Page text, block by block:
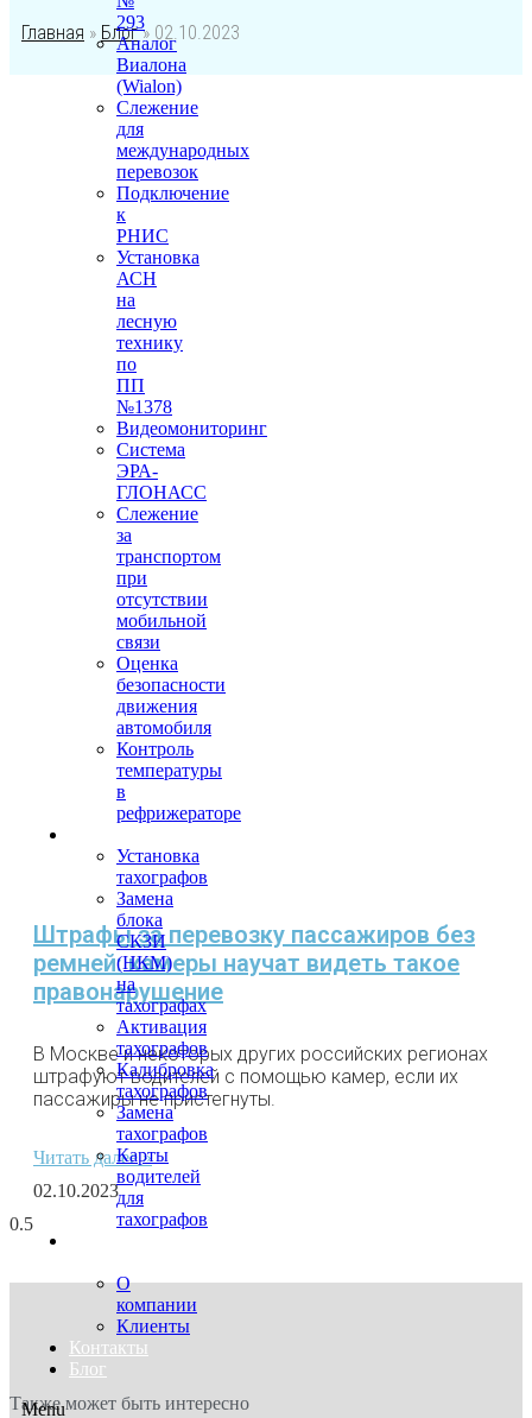
293
Аналог
Виалона
(Wialon)
Слежение
для
международных
перевозок
Подключение
к
РНИС
Установка
АСН
на
лесную
технику
по
ПП
№1378
Видеомониторинг
Система
ЭРА-
ГЛОНАСС
Слежение
за
транспортом
при
отсутствии
мобильной
связи
Оценка
безопасности
движения
автомобиля
Контроль
температуры
в
рефрижераторе
Установка
тахографов
Замена
блока
СКЗИ
(НКМ)
на
тахографах
Активация
тахографов
Калибровка
тахографов
Замена
тахографов
Карты
водителей
для
тахографов
О
компании
Клиенты
Контакты
Блог
Menu
Главная » Блог» 02.10.2023
Штрафы за перевозку пассажиров без
ремней: камеры научат видеть такое
правонарушение
В Москве и некоторых других российских регионах
штрафуют водителей с помощью камер, если их
пассажиры не пристегнуты.
Читать далее »
02.10.2023
Также может быть интересно